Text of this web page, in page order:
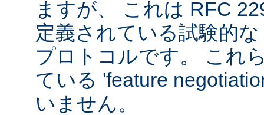
ますが、 これは RFC
定義されている試験的
プロトコルです。 これ
ている 'feature
いません。